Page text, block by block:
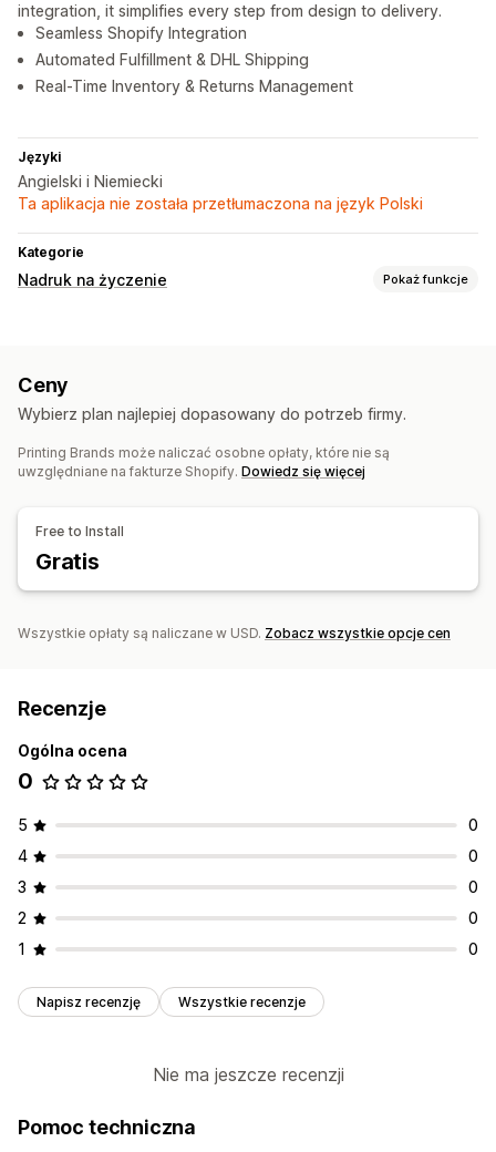
integration, it simplifies every step from design to delivery.
Seamless Shopify Integration
Automated Fulfillment & DHL Shipping
Real-Time Inventory & Returns Management
Języki
Angielski i Niemiecki
Ta aplikacja nie została przetłumaczona na język Polski
Kategorie
Nadruk na życzenie Pokaż funkcje
Niestandardowe szablony
Odzież
Produkty sprzedawane pod marką dystrybutora
Przesyłka zbiorcza
Ceny
Wybierz plan najlepiej dopasowany do potrzeb firmy.
Printing Brands może naliczać osobne opłaty, które nie są
uwzględniane na fakturze Shopify. Dowiedz się więcej
Free to Install
Gratis
Wszystkie opłaty są naliczane w USD. Zobacz wszystkie opcje cen
Recenzje
Ogólna ocena
0
5
0
4
0
3
0
2
0
1
0
Napisz recenzję Wszystkie recenzje
Nie ma jeszcze recenzji
Pomoc techniczna